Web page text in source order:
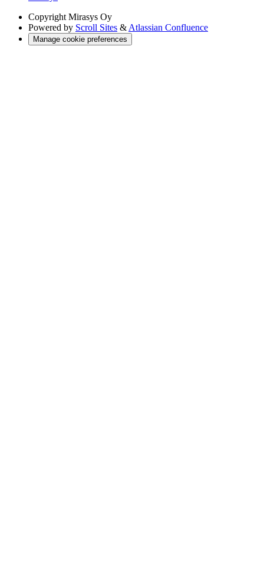
Copyright Mirasys Oy
Powered by Scroll Sites & Atlassian Confluence
Manage cookie preferences